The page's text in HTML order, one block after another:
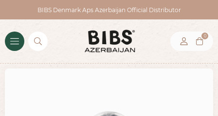
BIBS Denmark Aps Azerbaijan Official Distributor
0